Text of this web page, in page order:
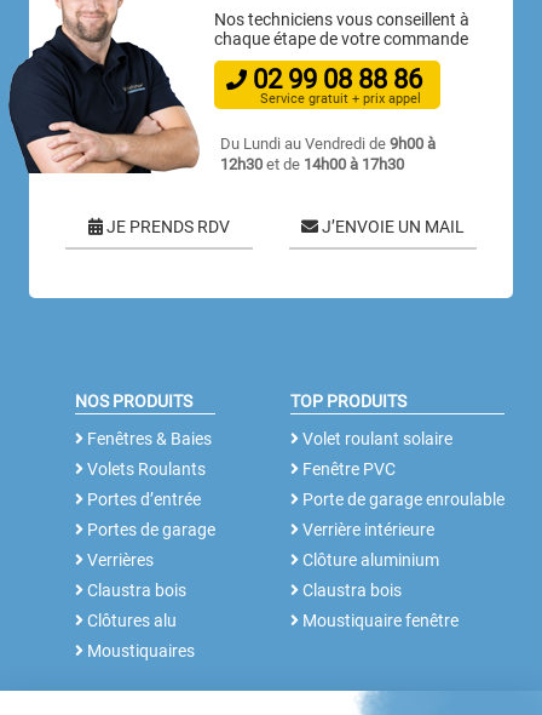
Nos techniciens vous conseillent à
chaque étape de votre commande
02 99 08 88 86
Service gratuit + prix appel
Du Lundi au Vendredi de9h00 à
12h30 et de 14h00 à 17h30
JE PRENDS RDV J’ENVOIE UN MAIL
NOS PRODUITS
Fenêtres & Baies
Volets Roulants
Portes d’entrée
Portes de garage
Verrières
Claustra bois
Clôtures alu
Moustiquaires
TOP PRODUITS
Volet roulant solaire
Fenêtre PVC
Porte de garage enroulable
Verrière intérieure
Clôture aluminium
Claustra bois
Moustiquaire fenêtre